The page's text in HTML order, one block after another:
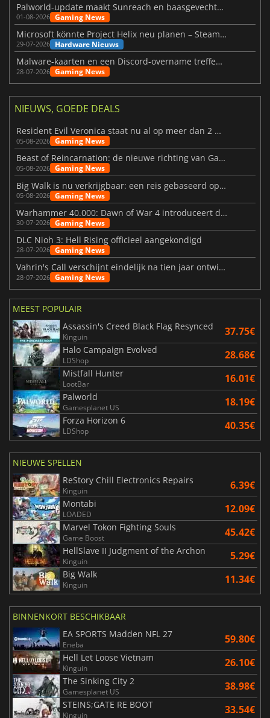
Palworld-update maakt Sunreach en baasgevechten stabieler
01-08-2026 Gaming News
Microsoft könnte Project Helix neu planen – Steam-Support wackelt
29-07-2026 Hardware Nieuws
Malware-kaarten en een Discord-overname treffen Meccha Chameleon
28-07-2026 Gaming News
NIEUWS, GOEDE DEALS
Resident Evil Veronica staat nu al op meer dan 2 miljoen verlanglijstjes
05-08-2026 Gaming News
Beast of Reincarnation: de nieuwe richting van Game Freak
05-08-2026 Gaming News
Big Walk is nu verkrijgbaar: een reis gebaseerd op vriendschap
05-08-2026 Gaming News
Warhammer 40.000: Dawn of War 4 introduceert de Necron-factie
30-07-2026 Gaming News
DLC Nioh 3: Hell Rising officieel aangekondigd
28-07-2026 Gaming News
Vahrin's Call verschijnt eindelijk na tien jaar ontwikkeling
28-07-2026 Gaming News
MEEST POPULAIR
Assassin's Creed Black Flag Resynced
Kinguin 37.75€
Halo Campaign Evolved
LDShop 28.68€
Mistfall Hunter
LootBar 16.01€
Palworld
Gamesplanet US 18.19€
Forza Horizon 6
LDShop 40.35€
NIEUWE SPELLEN
ReStory Chill Electronics Repairs
Kinguin 6.39€
Montabi
LOADED 12.09€
Marvel Tokon Fighting Souls
Game Boost 45.42€
HellSlave II Judgment of the Archon
Kinguin 5.29€
Big Walk
Kinguin 11.34€
BINNENKORT BESCHIKBAAR
EA SPORTS Madden NFL 27
Eneba 59.80€
Hell Let Loose Vietnam
Kinguin 26.10€
The Sinking City 2
Gamesplanet US 38.98€
STEINS;GATE RE BOOT
Kinguin 33.54€